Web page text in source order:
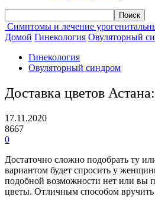
Симптомы и лечение
Домой Гинекология Овуляторный
Гинекология
Овуляторный синдром
Доставка цветов
17.11.2020
8667
0
Достаточно сложно подобрать ту
вариантом будет спросить у
подобной возможности нет или вы
цветы. Отличным способом вручить